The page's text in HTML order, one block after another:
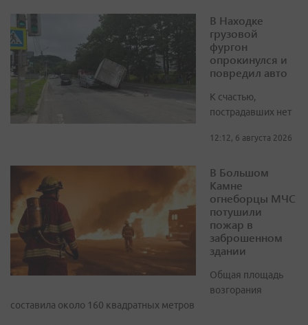
В Находке
грузовой
фургон
опрокинулся и
повредил авто
К счастью,
пострадавших нет
12:12, 6 августа 2026
В Большом
Камне
огнеборцы МЧС
потушили
пожар в
заброшенном
здании
Общая площадь
возгорания
составила около 160 квадратных метров